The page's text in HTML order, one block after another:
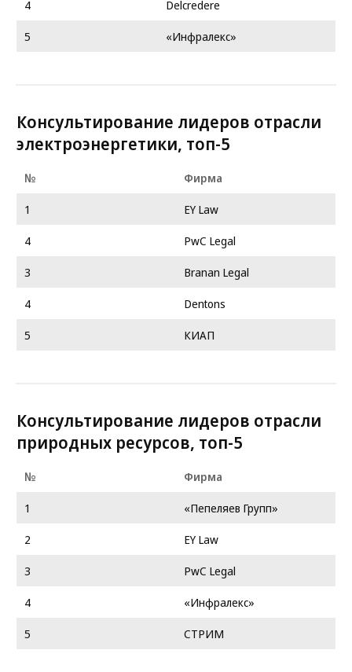
4
Delcredere
5
«Инфралекс»
Консультирование лидеров отрасли
электроэнергетики, топ-5
№
Фирма
1
EY Law
4
PwC Legal
3
Branan Legal
4
Dentons
5
КИАП
Консультирование лидеров отрасли
природных ресурсов, топ-5
№
Фирма
1
«Пепеляев Групп»
2
EY Law
3
PwC Legal
4
«Инфралекс»
5
СТРИМ